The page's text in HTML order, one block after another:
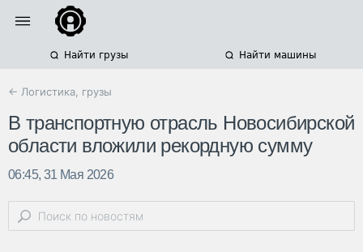
Найти грузы Найти машины
← Логистика, грузы
В транспортную отрасль Новосибирской
области вложили рекордную сумму
06:45, 31 Мая 2026